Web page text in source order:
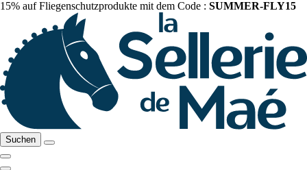
15% auf Fliegenschutzprodukte mit dem Code : SUMMER-FLY15
Suchen